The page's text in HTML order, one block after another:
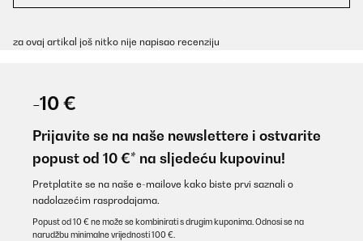
za ovaj artikal još nitko nije napisao recenziju
-10 €
Prijavite se na naše newslettere i ostvarite
popust od 10 €* na sljedeću kupovinu!
Pretplatite se na naše e-mailove kako biste prvi saznali o
nadolazećim rasprodajama.
Popust od 10 € ne može se kombinirati s drugim kuponima. Odnosi se na
narudžbu minimalne vrijednosti 100 €.